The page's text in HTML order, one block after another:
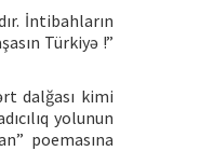
İntibahların
Türkiyə !”
dalğası kimi
yolunun
poemasına